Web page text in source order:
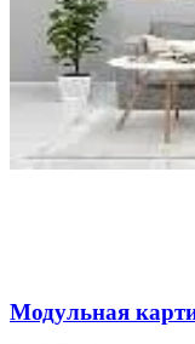
Модульная